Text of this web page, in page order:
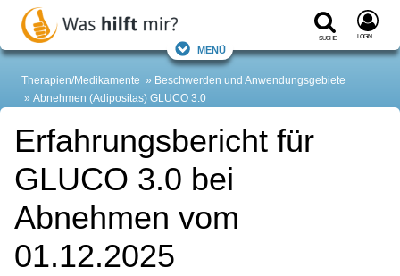
Suche Login
Menü
Therapien/Medikamente
Beschwerden und Anwendungsgebiete
Abnehmen (Adipositas) GLUCO 3.0
Erfahrungsbericht für
GLUCO 3.0 bei
Abnehmen vom
01.12.2025